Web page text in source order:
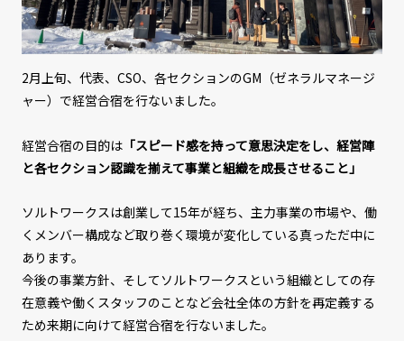
2月上旬、代表、CSO、各セクションのGM（ゼネラルマネージ
ャー）で経営合宿を行ないました。
経営合宿の目的は「スピード感を持って意思決定をし、経営陣
と各セクション認識を揃えて事業と組織を成長させること」
ソルトワークスは創業して15年が経ち、主力事業の市場や、働
くメンバー構成など取り巻く環境が変化している真っただ中に
あります。
今後の事業方針、そしてソルトワークスという組織としての存
在意義や働くスタッフのことなど会社全体の方針を再定義する
ため来期に向けて経営合宿を行ないました。